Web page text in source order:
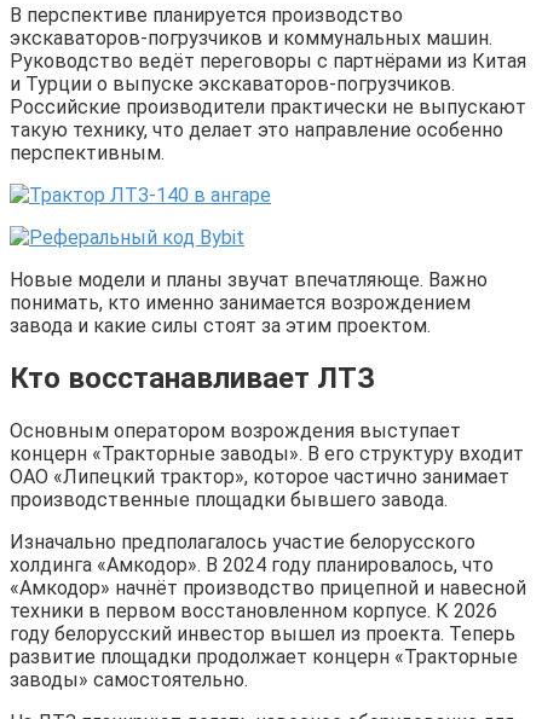
В перспективе планируется производство
экскаваторов-погрузчиков и коммунальных машин.
Руководство ведёт переговоры с партнёрами из Китая
и Турции о выпуске экскаваторов-погрузчиков.
Российские производители практически не выпускают
такую технику, что делает это направление особенно
перспективным.
Новые модели и планы звучат впечатляюще. Важно
понимать, кто именно занимается возрождением
завода и какие силы стоят за этим проектом.
Кто восстанавливает ЛТЗ
Основным оператором возрождения выступает
концерн «Тракторные заводы». В его структуру входит
ОАО «Липецкий трактор», которое частично занимает
производственные площадки бывшего завода.
Изначально предполагалось участие белорусского
холдинга «Амкодор». В 2024 году планировалось, что
«Амкодор» начнёт производство прицепной и навесной
техники в первом восстановленном корпусе. К 2026
году белорусский инвестор вышел из проекта. Теперь
развитие площадки продолжает концерн «Тракторные
заводы» самостоятельно.